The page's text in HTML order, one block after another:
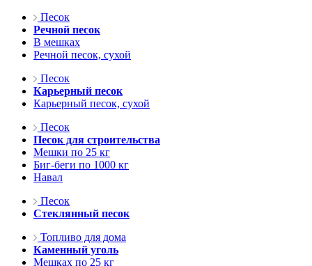
Песок
Речной песок
В мешках
Речной песок, сухой
Песок
Карьерный песок
Карьерный песок, сухой
Песок
Песок для строительства
Мешки по 25 кг
Биг-беги по 1000 кг
Навал
Песок
Стеклянный песок
Топливо для дома
Каменный уголь
Мешках по 25 кг